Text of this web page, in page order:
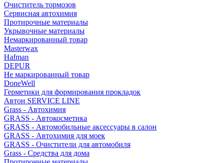
Очиститель тормозов
Сервисная автохимия
Протирочные материалы
Укрывочные материалы
Немаркированный товар
Masterwax
Hafman
DEPUR
Не маркированный товар
DoneWell
Герметики для формирования прокладок
Автон SERVICE LINE
Grass - Автохимия
GRASS - Автокосметика
GRASS - Автомобильные аксессуары в салон
GRASS - Автохимия для моек
GRASS - Очистители для автомобиля
Grass - Средства для дома